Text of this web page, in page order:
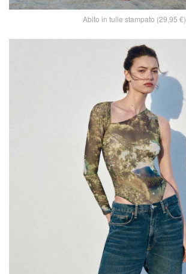
Abito in tulle stampato (29,95 €)